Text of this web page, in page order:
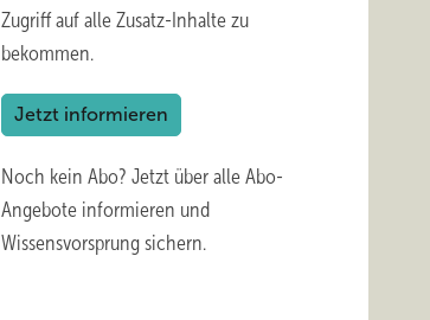
Zugriff auf alle Zusatz-Inhalte zu
bekommen.
Jetzt informieren
Noch kein Abo? Jetzt über alle Abo-
Angebote informieren und
Wissensvorsprung sichern.